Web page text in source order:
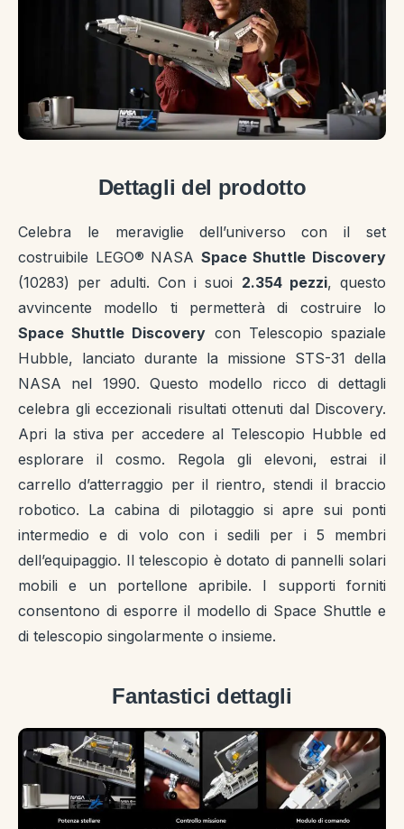
Dettagli del prodotto
Celebra le meraviglie dell’universo con il set
costruibile LEGO® NASA Space Shuttle Discovery
(10283) per adulti. Con i suoi 2.354 pezzi, questo
avvincente modello ti permetterà di costruire lo
Space Shuttle Discovery con Telescopio spaziale
Hubble, lanciato durante la missione STS-31 della
NASA nel 1990. Questo modello ricco di dettagli
celebra gli eccezionali risultati ottenuti dal Discovery.
Apri la stiva per accedere al Telescopio Hubble ed
esplorare il cosmo. Regola gli elevoni, estrai il
carrello d’atterraggio per il rientro, stendi il braccio
robotico. La cabina di pilotaggio si apre sui ponti
intermedio e di volo con i sedili per i 5 membri
dell’equipaggio. Il telescopio è dotato di pannelli solari
mobili e un portellone apribile. I supporti forniti
consentono di esporre il modello di Space Shuttle e
di telescopio singolarmente o insieme.
Fantastici dettagli